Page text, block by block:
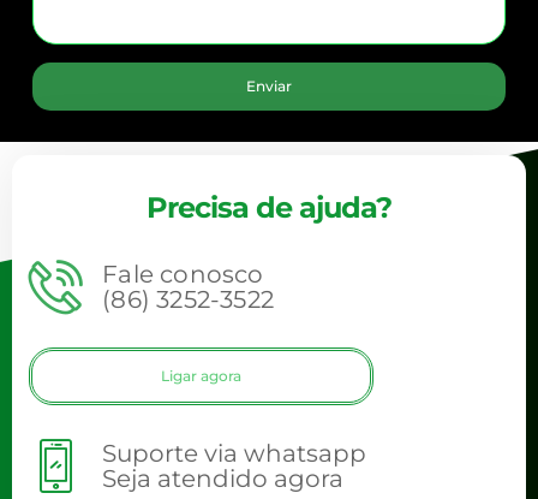
Enviar
Precisa de ajuda?
Fale conosco
(86) 3252-3522
Ligar agora
Suporte via whatsapp
Seja atendido agora